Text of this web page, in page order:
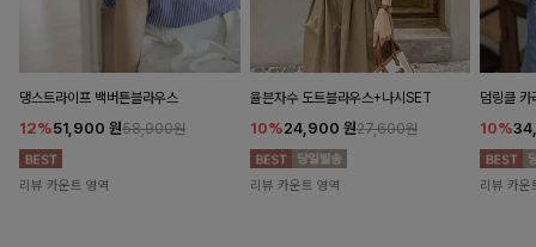
댕스트라이프 백버튼블라우스
12%51,900 원58,900원
리뷰 카운트 영역
율븐자수 도트블라우스+나시SET
10%24,900 원27,600원
리뷰 카운트 영역
덤링클 카
10%
리뷰 카운